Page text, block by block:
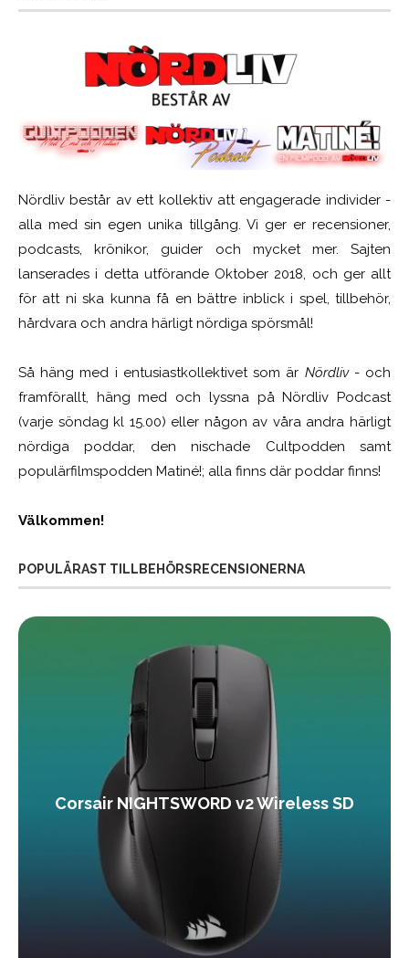
Nördliv består av ett kollektiv att engagerade individer -
alla med sin egen unika tillgång. Vi ger er recensioner,
podcasts, krönikor, guider och mycket mer. Sajten
lanserades i detta utförande Oktober 2018, och ger allt
för att ni ska kunna få en bättre inblick i spel, tillbehör,
hårdvara och andra härligt nördiga spörsmål!
Så häng med i entusiastkollektivet som är Nördliv- och
framförallt, häng med och lyssna på Nördliv Podcast
(varje söndag kl 15.00) eller någon av våra andra härligt
nördiga poddar, den nischade Cultpodden samt
populärfilmspodden Matiné!; alla finns där poddar finns!
Välkommen!
POPULÄRAST TILLBEHÖRSRECENSIONERNA
Corsair NIGHTSWORD v2 Wireless SD